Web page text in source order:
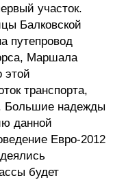
участок.
Балковской
путепровод
Маршала
этой
транспорта,
Большие надежды
данной
Евро-2012
будет